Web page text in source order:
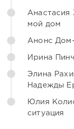
мой дом
Анонс
Ирина
Элина
Надежды
Юлия
ситуация